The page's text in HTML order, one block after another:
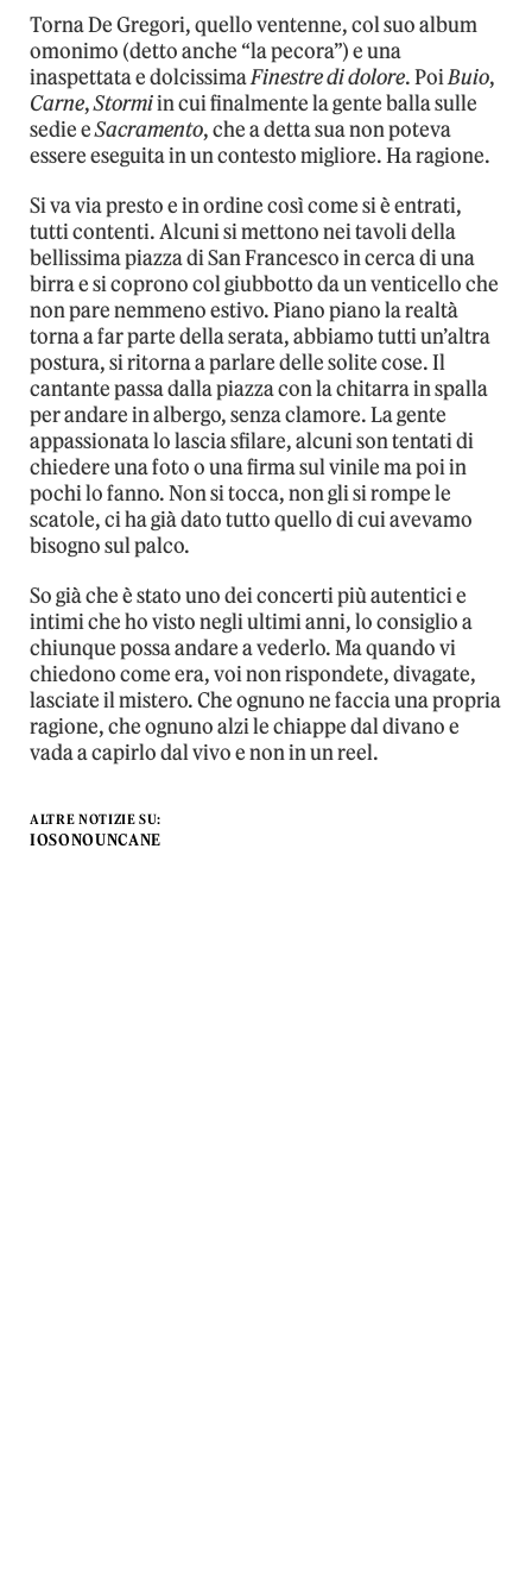
Torna De Gregori, quello ventenne, col suo album
omonimo (detto anche “la pecora”) e una
inaspettata e dolcissimaFinestre di dolore. PoiBuio,
Carne,Stormiin cui finalmente la gente balla sulle
sedie eSacramento, che a detta sua non poteva
essere eseguita in un contesto migliore. Ha ragione.
Si va via presto e in ordine così come si è entrati,
tutti contenti. Alcuni si mettono nei tavoli della
bellissima piazza di San Francesco in cerca di una
birra e si coprono col giubbotto da un venticello che
non pare nemmeno estivo. Piano piano la realtà
torna a far parte della serata, abbiamo tutti un’altra
postura, si ritorna a parlare delle solite cose. Il
cantante passa dalla piazza con la chitarra in spalla
per andare in albergo, senza clamore. La gente
appassionata lo lascia sfilare, alcuni son tentati di
chiedere una foto o una firma sul vinile ma poi in
pochi lo fanno. Non si tocca, non gli si rompe le
scatole, ci ha già dato tutto quello di cui avevamo
bisogno sul palco.
So già che è stato uno dei concerti più autentici e
intimi che ho visto negli ultimi anni, lo consiglio a
chiunque possa andare a vederlo. Ma quando vi
chiedono come era, voi non rispondete, divagate,
lasciate il mistero. Che ognuno ne faccia una propria
ragione, che ognuno alzi le chiappe dal divano e
vada a capirlo dal vivo e non in un reel.
ALTRE NOTIZIE SU:
IOSONOUNCANE